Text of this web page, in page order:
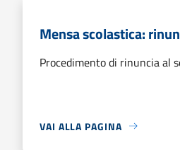
Mensa scolastica:
Procedimento di rinuncia al
VAI ALLA PAGINA